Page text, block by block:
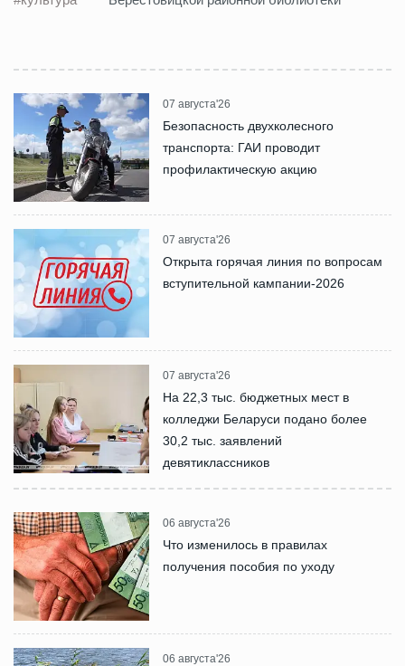
07 августа'26
Безопасность двухколесного
транспорта: ГАИ проводит
профилактическую акцию
07 августа'26
Открыта горячая линия по вопросам
вступительной кампании-2026
07 августа'26
На 22,3 тыс. бюджетных мест в
колледжи Беларуси подано более
30,2 тыс. заявлений
девятиклассников
06 августа'26
Что изменилось в правилах
получения пособия по уходу
06 августа'26